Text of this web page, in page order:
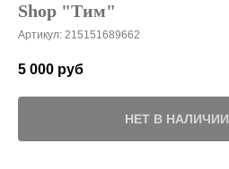
Shop "Тим"
Артикул: 215151689662
5 000 руб
НЕТ В НАЛИЧИИ